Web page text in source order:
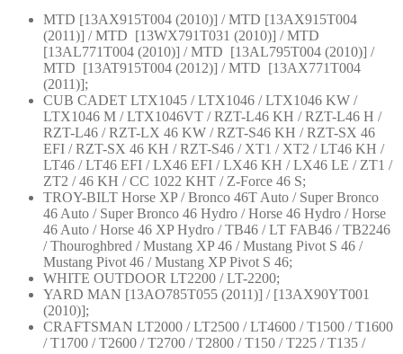
MTD [13AX915T004 (2010)] / MTD [13AX915T004
(2011)] / MTD [13WX791T031 (2010)] / MTD
[13AL771T004 (2010)] / MTD [13AL795T004 (2010)] /
MTD [13AT915T004 (2012)] / MTD [13AX771T004
(2011)];
CUB CADET LTX1045 / LTX1046 / LTX1046 KW /
LTX1046 M / LTX1046VT / RZT-L46 KH / RZT-L46 H /
RZT-L46 / RZT-LX 46 KW / RZT-S46 KH / RZT-SX 46
EFI / RZT-SX 46 KH / RZT-S46 / XT1 / XT2 / LT46 KH /
LT46 / LT46 EFI / LX46 EFI / LX46 KH / LX46 LE / ZT1 /
ZT2 / 46 KH / CC 1022 KHT / Z-Force 46 S;
TROY-BILT Horse XP / Bronco 46T Auto / Super Bronco
46 Auto / Super Bronco 46 Hydro / Horse 46 Hydro / Horse
46 Auto / Horse 46 XP Hydro / TB46 / LT FAB46 / TB2246
/ Thouroghbred / Mustang XP 46 / Mustang Pivot S 46 /
Mustang Pivot 46 / Mustang XP Pivot S 46;
WHITE OUTDOOR LT2200 / LT-2200;
YARD MAN [13AO785T055 (2011)] / [13AX90YT001
(2010)];
CRAFTSMAN LT2000 / LT2500 / LT4600 / T1500 / T1600
/ T1700 / T2600 / T2700 / T2800 / T150 / T225 / T135 /